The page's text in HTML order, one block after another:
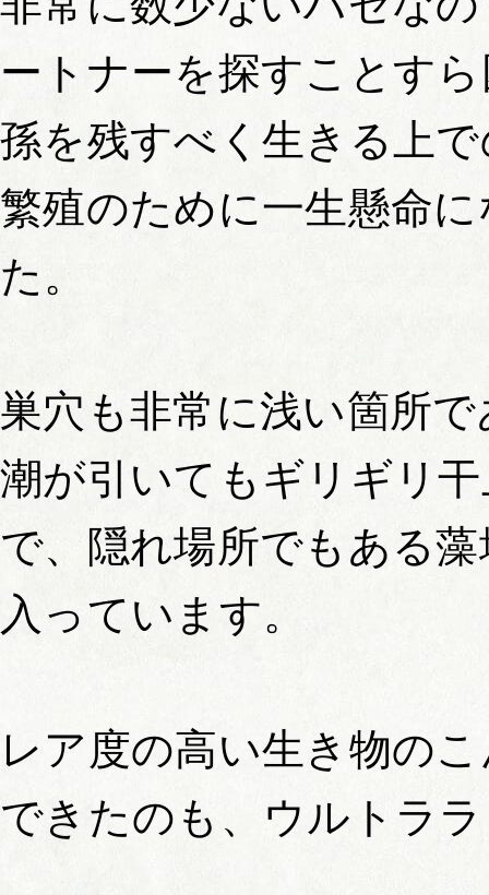
ートナーを探すことす
孫を残すべく生きる上
繁殖のために一生懸命
た。
巣穴も非常に浅い箇所
潮が引いてもギリギリ
で、隠れ場所でもある
入っています。
レア度の高い生き物の
できたのも、ウルトラ